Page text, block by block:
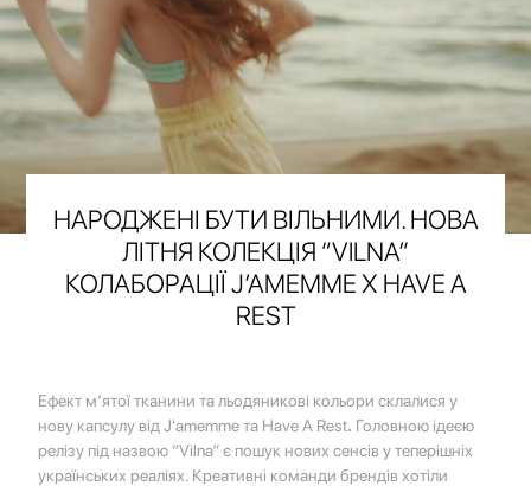
НАРОДЖЕНІ БУТИ ВІЛЬНИМИ. НОВА
ЛІТНЯ КОЛЕКЦІЯ “VILNA”
КОЛАБОРАЦІЇ J’AMEMME X HAVE A
REST
Ефект м’ятої тканини та льодяникові кольори склалися у
нову капсулу відJ'amemmeта Have A Rest. Головною ідеєю
релізу під назвою “Vilna” є пошук нових сенсів у теперішніх
українських реаліях. Креативні команди брендів хотіли